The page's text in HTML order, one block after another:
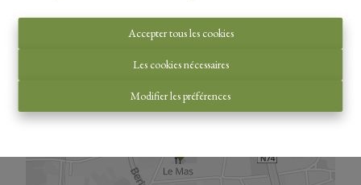
Accepter tous les cookies
Les cookies nécessaires
Modifier les préférences